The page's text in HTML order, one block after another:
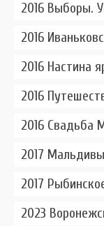
2016 Выборы.
2016
2016 Настина
2016
2016 Свадьба
2017
2017
2023